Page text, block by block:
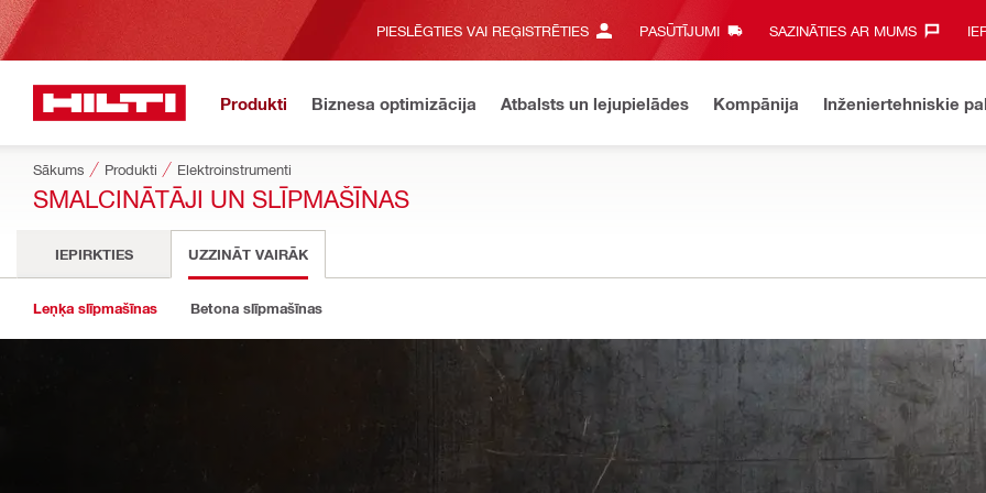
PIESLĒGTIES VAI REĢISTRĒTIES PASŪTĪJUMI SAZINĀTIES AR MUMS‎
Produkti Biznesa optimizācija Atbalsts un lejupielādes Kompānija Inženiertehniskie
Sākums Produkti Elektroinstrumenti
SMALCINĀTĀJI UN SLĪPMAŠĪNAS
IEPIRKTIES UZZINĀT VAIRĀK
Leņķa slīpmašīnas Betona slīpmašīnas